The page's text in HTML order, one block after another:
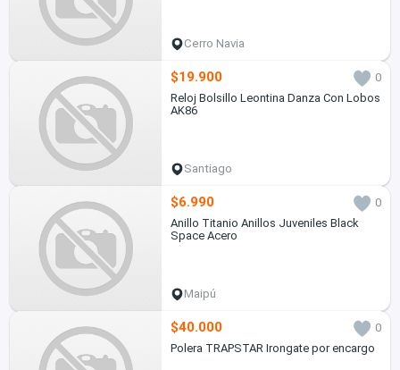
Cerro Navia
$19.900
0
Reloj Bolsillo Leontina Danza Con Lobos
AK86
Santiago
$6.990
0
Anillo Titanio Anillos Juveniles Black
Space Acero
Maipú
$40.000
0
Polera TRAPSTAR Irongate por encargo